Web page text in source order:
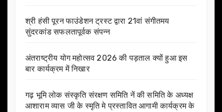
श्री हंसी पूरन फाउंडेशन ट्रस्ट द्वारा 21वां संगीतमय
सुंदरकांड सफलतापूर्वक संपन्न
अंतराष्ट्रीय योग महोत्सव 2026 की पड़ताल क्यों हुआ इस
बार कार्यक्रम में निखार
गढ़ भूमि लोक संस्कृति संरक्षण समिति नें की समिति के अध्यक्ष
आशाराम व्यास जी के स्मृति मे प्रस्तावित आगामी कार्यक्रम के